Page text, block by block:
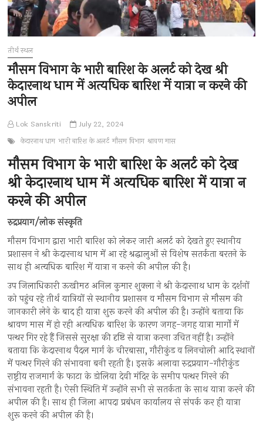
तीर्थ स्थल
मौसम विभाग के भारी बारिश के अलर्ट को देख श्री
केदारनाथ धाम में अत्यधिक बारिश में यात्रा न करने की
अपील
Lok Sanskriti
July 22, 2024
केदारनाथ धाम भारी बारिश के अलर्ट मौसम विभाग श्रावण मास
मौसम विभाग के भारी बारिश के अलर्ट को देख
श्री केदारनाथ धाम में अत्यधिक बारिश में यात्रा न
करने की अपील
रुद्रप्रयाग/लोक संस्कृति
मौसम विभाग द्वारा भारी बारिश को लेकर जारी अलर्ट को देखते हुए स्थानीय
प्रशासन ने श्री केदारनाथ धाम में आ रहे श्रद्धालुओं से विशेष सतर्कता बरतने के
साथ ही अत्यधिक बारिश में यात्रा न करने की अपील की है।
उप जिलाधिकारी ऊखीमठ अनिल कुमार शुक्ला ने श्री केदारनाथ धाम के दर्शनों
को पहुंच रहे तीर्थ यात्रियों से स्थानीय प्रशासन व मौसम विभाग से मौसम की
जानकारी लेने के बाद ही यात्रा शुरू करने की अपील की है। उन्होंने बताया कि
श्रावण मास में हो रही अत्यधिक बारिश के कारण जगह-जगह यात्रा मार्गों में
पत्थर गिर रहे हैं जिससे सुरक्षा की दृष्टि से यात्रा करना उचित नहीं है। उन्होंने
बताया कि केदारनाथ पैदल मार्ग के चीरबासा, गौरीकुंड व लिनचोली आदि स्थानों
में पत्थर गिरने की संभावना बनी रहती है। इसके अलावा रुद्रप्रयाग-गौरीकुंड
राष्ट्रीय राजमार्ग के फाटा के डोलिया देवी मंदिर के समीप पत्थर गिरने की
संभावना रहती है। ऐसी स्थिति में उन्होंने सभी से सतर्कता के साथ यात्रा करने की
अपील की है। साथ ही जिला आपदा प्रबंधन कार्यालय से संपर्क कर ही यात्रा
शुरू करने की अपील की है।